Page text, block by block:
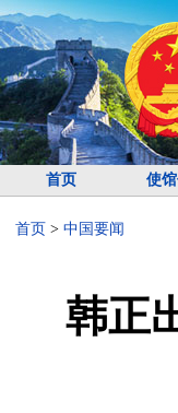
首页 使
首页 > 中国要闻
韩正